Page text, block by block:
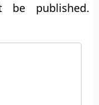
be published.